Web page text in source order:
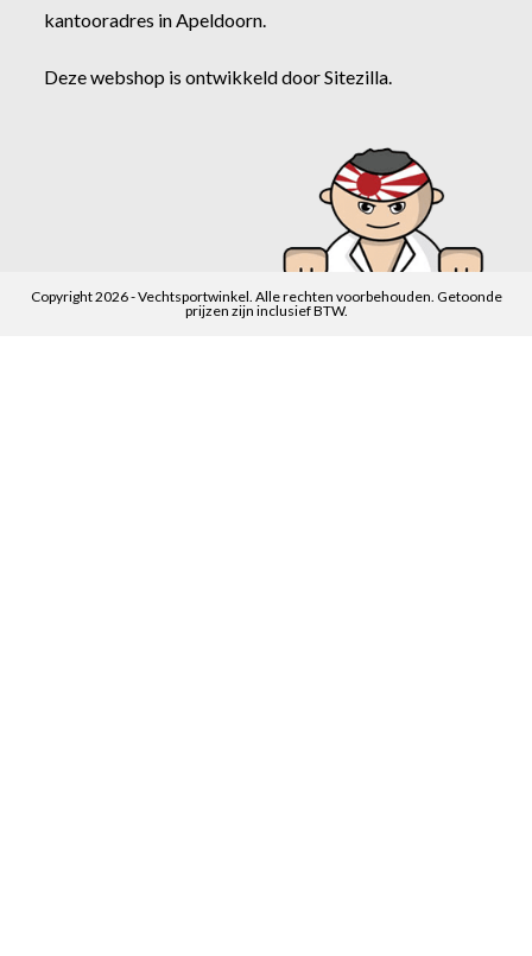
kantooradres in Apeldoorn.
Deze webshop is ontwikkeld doorSitezilla
Copyright 2026 - Vechtsportwinkel. Alle rechten voorbehouden. Getoonde
prijzen zijn inclusief BTW.